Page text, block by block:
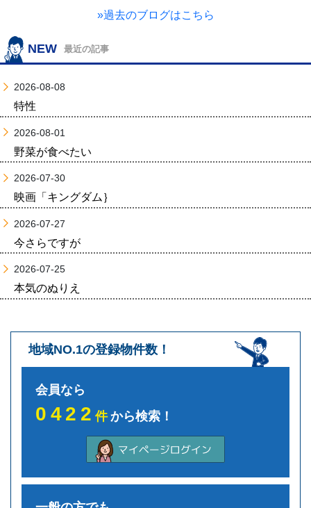
»過去のブログはこちら
NEW 最近の記事
2026-08-08
特性
2026-08-01
野菜が食べたい
2026-07-30
映画「キングダム｝
2026-07-27
今さらですが
2026-07-25
本気のぬりえ
地域NO.1の登録物件数！
会員なら
0422件から検索！